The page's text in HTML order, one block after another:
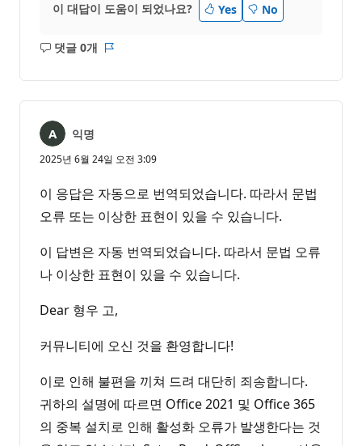
이 대답이 도움이 되었나요? Yes No
댓글 0개
설
음
익명
2025년 6월 24일 오전 3:09
이 응답은 자동으로 번역되었습니다. 따라서 문법
오류 또는 이상한 표현이 있을 수 있습니다.
이 답변은 자동 번역되었습니다. 따라서 문법 오류
나 이상한 표현이 있을 수 있습니다.
Dear 형우 고,
커뮤니티에 오신 것을 환영합니다!
이로 인해 불편을 끼쳐 드려 대단히 죄송합니다.
귀하의 설명에 따르면 Office 2021 및 Office 365
의 중복 설치로 인해 활성화 오류가 발생한다는 것